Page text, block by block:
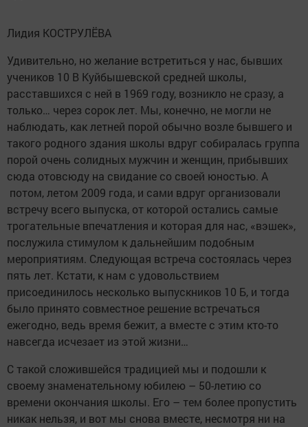
Лидия КОСТРУЛЁВА
Удивительно, но желание встретиться у нас, бывших
учеников 10 В Куйбышевской средней школы,
расставшихся с ней в 1969 году, возникло не сразу, а
только… через сорок лет. Мы, конечно, не могли не
наблюдать, как летней порой обычно возле бывшего и
такого родного здания школы вдруг собиралась группа
порой очень солидных мужчин и женщин, прибывших
сюда отовсюду на свидание со своей юностью. А
потом, летом 2009 года, и сами вдруг организовали
встречу всего выпуска, от которой остались самые
трогательные впечатления и которая для нас, «вэшек»,
послужила стимулом к дальнейшим подобным
мероприятиям. Следующая встреча состоялась через
пять лет. Кстати, к нам с удовольствием
присоединилось несколько выпускников 10 Б, и тогда
было принято совместное решение встречаться
ежегодно, ведь время бежит, а вместе с этим кто-то
навсегда исчезает из этой жизни…
С такой сложившейся традицией мы и подошли к
своему знаменательному юбилею – 50-летию со
времени окончания школы. Его – тем более пропустить
никак нельзя, и вот мы снова вместе, несмотря ни на